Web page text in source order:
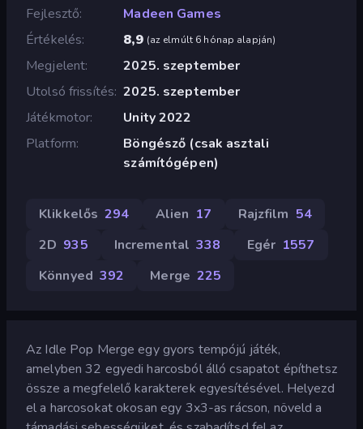
Fejlesztő
Madeen Games
Értékelés
8,9 (az elmúlt 6 hónap alapján)
Megjelent
2025. szeptember
Utolsó frissítés 2025. szeptember
Játékmotor
Unity 2022
Platform
Böngésző (csak asztali
számítógépen)
Klikkelős 294 Alien 17 Rajzfilm 54
2D 935 Incremental 338 Egér 1557
Könnyed 392 Merge 225
Az Idle Pop Merge egy gyors tempójú játék,
amelyben 32 egyedi harcosból álló csapatot építhetsz
össze a megfelelő karakterek egyesítésével. Helyezd
el a harcosokat okosan egy 3x3-as rácson, növeld a